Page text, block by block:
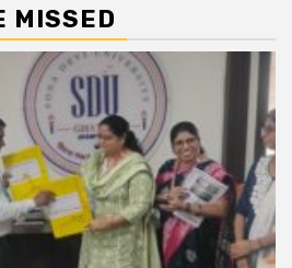
MISSED